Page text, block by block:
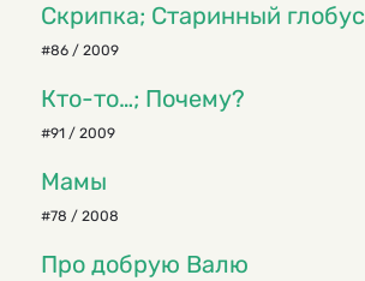
Скрипка; Старинный глобус
#86 / 2009
Кто-то…; Почему?
#91 / 2009
Мамы
#78 / 2008
Про добрую Валю